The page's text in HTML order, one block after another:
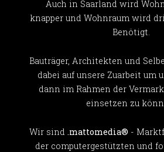
Auch in Saarland wird
knapper und Wohnraum wird
Benötigt.
Bauträger, Architekten und
dabei auf unsere Zuarbeit um
dann im Rahmen der
einsetzen zu
Wir sind .mattomedia® -
der computergestützten und